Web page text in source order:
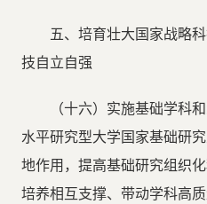
五、培育壮大国家战略
技自立自强
（十六）实施基础学科
水平研究型大学国家基础研
地作用，提高基础研究组织
培养相互支撑、带动学科高